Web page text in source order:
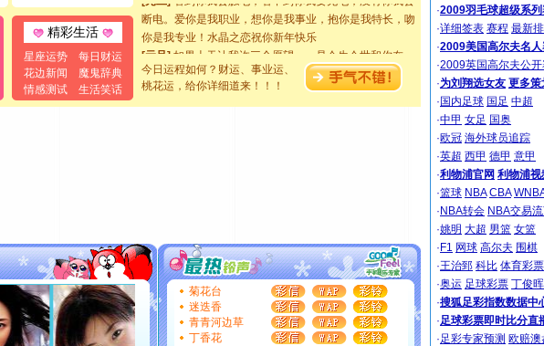
精彩生活
星座运势
每日财运
花边新闻
魔鬼辞典
情感测试
生活笑话
断电。爱你是我职业，想你是我事业，抱你是我特长，吻
你是我专业！水晶之恋祝你新年快乐
[元旦]如果上天让我许三个愿望，一是今生今世和你在一
起；二是再生再世和你在一起；三是三生三世和你不再分
离。水晶之恋祝你新年快乐
送你一棵薰衣草，愿你新年快乐！
[圣诞节]圣诞节到了，想想没什么送给你的，又不打算给
你太多，只有给你五千万：千万快乐！千万要健康！千万
要平安！千万要知足！千万不要忘记我！
[圣诞节]不只这样的日子才会想起你,而是这样的日子才
能正大光明地骚扰你,告诉你,圣诞要快乐!新年要快乐!天天
今日运程如何？财运、事业运、
桃花运，给你详细道来！！！
菊花台
迷迭香
青青河边草
丁香花
·2009羽毛球超级系列
·详细签表 赛程 最新
·2009美国高尔夫名人
·2009英国高尔夫公开
·为刘翔选女友 更多策
· 国内足球 国足 中超
·中甲 女足 国奥
·欧冠 海外球员追踪
·英超 西甲 德甲 意甲
·利物浦官网 利物浦视
·篮球 NBA CBA
· NBA转会 NBA交易
·姚明 大超 男篮 女篮
· F1 网球 高尔夫 围棋
·王治郅 科比 体育彩票
·奥运 足球彩票 丁俊晖
·搜狐足彩指数数据中
·足球彩票即时比分直
·足彩专家预测 欧赔澳